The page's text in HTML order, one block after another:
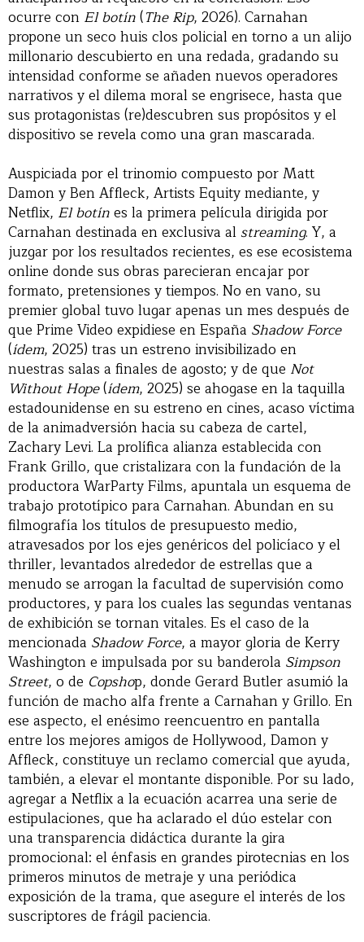
ocurre con El botín(The Rip, 2026). Carnahan
propone un seco huis clos policial en torno a un alijo
millonario descubierto en una redada, gradando su
intensidad conforme se añaden nuevos operadores
narrativos y el dilema moral se engrisece, hasta que
sus protagonistas (re)descubren sus propósitos y el
dispositivo se revela como una gran mascarada.
Auspiciada por el trinomio compuesto por Matt
Damon y Ben Affleck, Artists Equity mediante, y
Netflix, El botínes la primera película dirigida por
Carnahan destinada en exclusiva al streaming. Y, a
juzgar por los resultados recientes, es ese ecosistema
online donde sus obras parecieran encajar por
formato, pretensiones y tiempos. No en vano, su
premier global tuvo lugar apenas un mes después de
que Prime Video expidiese en España Shadow Force
(ídem, 2025) tras un estreno invisibilizado en
nuestras salas a finales de agosto; y de que Not
Without Hope(ídem, 2025) se ahogase en la taquilla
estadounidense en su estreno en cines, acaso víctima
de la animadversión hacia su cabeza de cartel,
Zachary Levi. La prolífica alianza establecida con
Frank Grillo, que cristalizara con la fundación de la
productora WarParty Films, apuntala un esquema de
trabajo prototípico para Carnahan. Abundan en su
filmografía los títulos de presupuesto medio,
atravesados por los ejes genéricos del policíaco y el
thriller, levantados alrededor de estrellas que a
menudo se arrogan la facultad de supervisión como
productores, y para los cuales las segundas ventanas
de exhibición se tornan vitales. Es el caso de la
mencionada Shadow Force, a mayor gloria de Kerry
Washington e impulsada por su banderola Simpson
Street, o de Copshop, donde Gerard Butler asumió la
función de macho alfa frente a Carnahan y Grillo. En
ese aspecto, el enésimo reencuentro en pantalla
entre los mejores amigos de Hollywood, Damon y
Affleck, constituye un reclamo comercial que ayuda,
también, a elevar el montante disponible. Por su lado,
agregar a Netflix a la ecuación acarrea una serie de
estipulaciones, que ha aclarado el dúo estelar con
una transparencia didáctica durante la gira
promocional: el énfasis en grandes pirotecnias en los
primeros minutos de metraje y una periódica
exposición de la trama, que asegure el interés de los
suscriptores de frágil paciencia.